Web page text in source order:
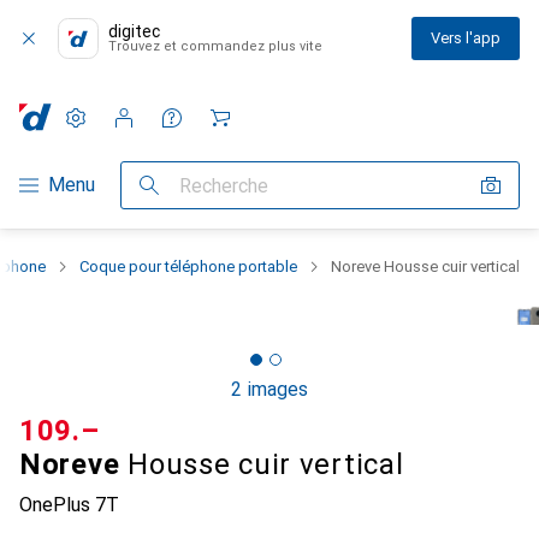
digitec
Trouvez et commandez plus vite Vers l'app
Navigation par catégorie
Menu Recherche
Paramètres
Compte client
Listes de comparaison
Listes d'envies
Panier
Coque pour téléphone portable Noreve Housse cuir vertical
2 images
Noreve Housse cuir vertical
OnePlus 7T
CHF
109.–